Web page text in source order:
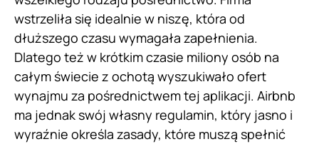
wstrzeliła się idealnie w niszę, która od
dłuższego czasu wymagała zapełnienia.
Dlatego też w krótkim czasie miliony osób na
całym świecie z ochotą wyszukiwało ofert
wynajmu za pośrednictwem tej aplikacji. Airbnb
ma jednak swój własny regulamin, który jasno i
wyraźnie określa zasady, które muszą spełnić